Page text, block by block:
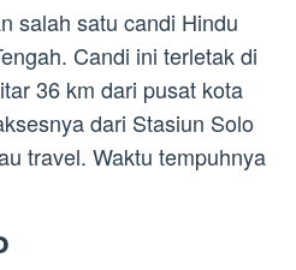
salah satu candi Hindu
Candi ini terletak di
36 km dari pusat kota
dari Stasiun Solo
travel. Waktu tempuhnya